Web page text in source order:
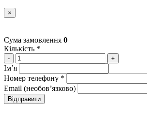
×
Сума замовлення 0
Кількість *
- +
Імʼя
Номер телефону *
Email (необовʼязково)
Відправити